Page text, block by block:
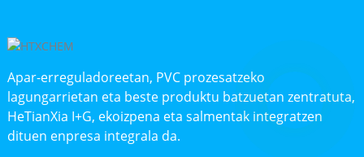
Apar-erreguladoreetan, PVC prozesatzeko
lagungarrietan eta beste produktu batzuetan zentratuta,
HeTianXia I+G, ekoizpena eta salmentak integratzen
dituen enpresa integrala da.